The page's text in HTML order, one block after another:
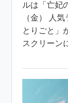
ルは「亡妃
（金） 人
とりごと」
スクリーン